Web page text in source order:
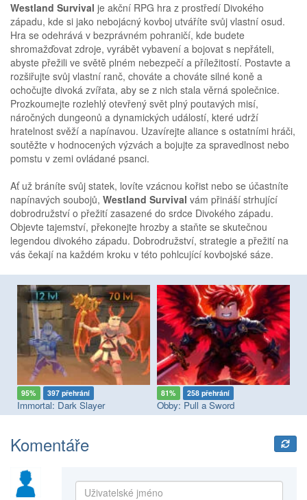
Westland Survival je akční RPG hra z prostředí Divokého
západu, kde si jako nebojácný kovboj utváříte svůj vlastní osud.
Hra se odehrává v bezprávném pohraničí, kde budete
shromažďovat zdroje, vyrábět vybavení a bojovat s nepřáteli,
abyste přežili ve světě plném nebezpečí a příležitostí. Postavte a
rozšiřujte svůj vlastní ranč, chováte a chováte silné koně a
ochočujte divoká zvířata, aby se z nich stala věrná společnice.
Prozkoumejte rozlehlý otevřený svět plný poutavých misí,
náročných dungeonů a dynamických událostí, které udrží
hratelnost svěží a napínavou. Uzavírejte aliance s ostatními hráči,
soutěžte v hodnocených výzvách a bojujte za spravedlnost nebo
pomstu v zemi ovládané psanci.
Ať už bráníte svůj statek, lovíte vzácnou kořist nebo se účastníte
napínavých soubojů, Westland Survival vám přináší strhující
dobrodružství o přežití zasazené do srdce Divokého západu.
Objevte tajemství, překonejte hrozby a staňte se skutečnou
legendou divokého západu. Dobrodružství, strategie a přežití na
vás čekají na každém kroku v této pohlcující kovbojské sáze.
95% 397 přehrání
Immortal: Dark Slayer
81% 258 přehrání
Obby: Pull a Sword
Komentáře